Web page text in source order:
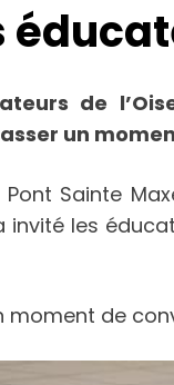
de
un
Sainte
les
moment de